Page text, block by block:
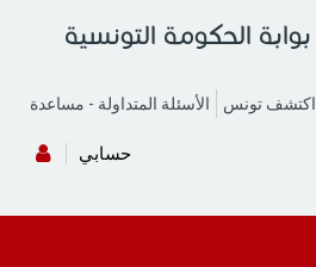
بوابة الحكومة التونسية
الأسئلة المتداولة - مساعدة اكتشف تونس
حسابي